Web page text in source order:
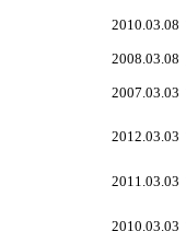
2010.03.08
2008.03.08
2007.03.03
2012.03.03
2011.03.03
2010.03.03